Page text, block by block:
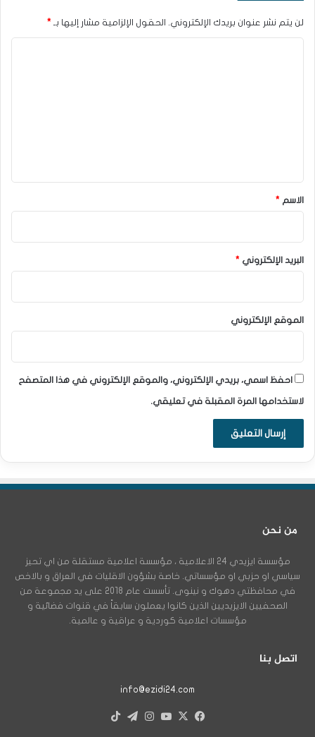
لن يتم نشر عنوان بريدك الإلكتروني. الحقول الإلزامية مشار إليها بـ *
*
الاسم *
البريد الإلكتروني *
الموقع الإلكتروني
احفظ اسمي، بريدي الإلكتروني، والموقع الإلكتروني في هذا المتصفح
لاستخدامها المرة المقبلة في تعليقي.
من نحن
مؤسسة ايزيدي 24 الاعلامية ، مؤسسة اعلامية مستقلة من اي تحيز
سياسي او حزبي او مؤسساتي. خاصة بشؤون الاقليات في العراق و بالاخص
في محافظتي دهوك و نينوى. تأسست عام 2018 على يد مجموعة من
الصحفيين الايزيديين الذين كانوا يعملون سابقاً في قنوات فضائية و
مؤسسات اعلامية كوردية و عراقية و عالمية.
اتصل بنا
info@ezidi24.com
فيسبوك
X يوتيوبانستقرام
تيلقرام